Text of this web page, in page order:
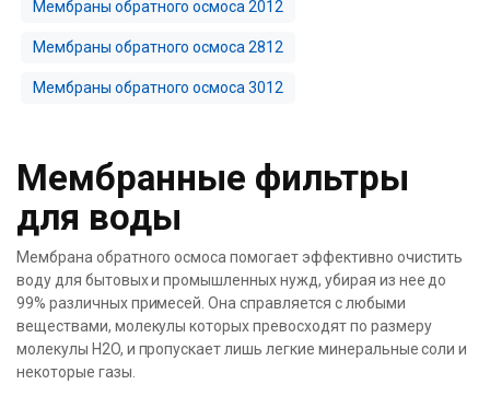
Мембраны обратного осмоса 2012
Мембраны обратного осмоса 2812
Мембраны обратного осмоса 3012
Мембранные фильтры
для воды
Мембрана обратного осмоса помогает эффективно очистить
воду для бытовых и промышленных нужд, убирая из нее до
99% различных примесей. Она справляется с любыми
веществами, молекулы которых превосходят по размеру
молекулы H2O, и пропускает лишь легкие минеральные соли и
некоторые газы.